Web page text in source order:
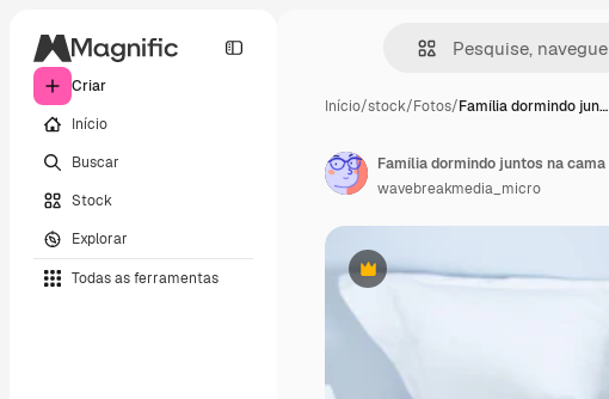
Criar
Início
Buscar
Stock
Explorar
Todas as ferramentas
Início/stock/Fotos/Família dormindo jun…
Premium
Família dormindo juntos na cama
wavebreakmedia_micro